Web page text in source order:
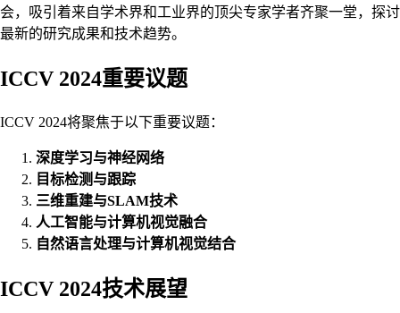
会，吸引着来自学术界和工业界的顶尖专家学者齐聚一堂，探讨
最新的研究成果和技术趋势。
ICCV 2024重要议题
ICCV 2024将聚焦于以下重要议题：
深度学习与神经网络
目标检测与跟踪
三维重建与SLAM技术
人工智能与计算机视觉融合
自然语言处理与计算机视觉结合
ICCV 2024技术展望